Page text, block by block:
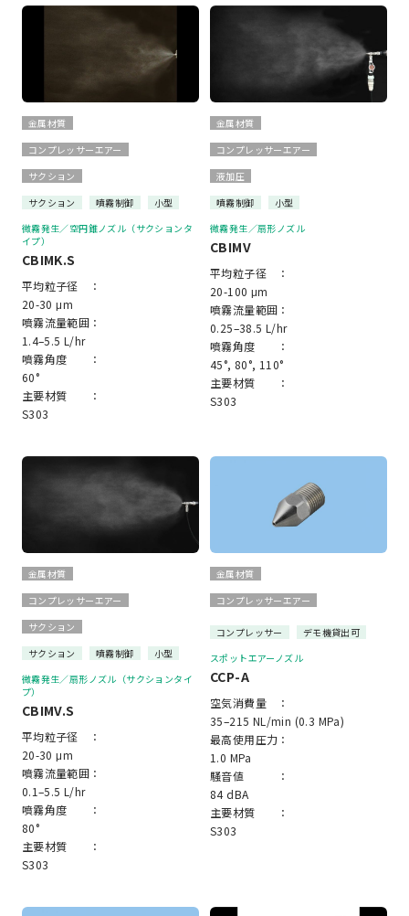
金属材質
コンプレッサーエアー
サクション
サクション
噴霧制御
小型
微霧発生／空円錐ノズル（サクションタ
イプ）
CBIMK.S
平均粒子径 ：
20-30 μm
噴霧流量範囲：
1.4–5.5 L/hr
噴霧角度 ：
60°
主要材質 ：
S303
金属材質
コンプレッサーエアー
液加圧
噴霧制御
小型
微霧発生／扇形ノズル
CBIMV
平均粒子径 ：
20-100 μm
噴霧流量範囲：
0.25–38.5 L/hr
噴霧角度 ：
45°, 80°, 110°
主要材質 ：
S303
金属材質
コンプレッサーエアー
サクション
サクション
噴霧制御
小型
微霧発生／扇形ノズル（サクションタイ
プ）
CBIMV.S
平均粒子径 ：
20-30 μm
噴霧流量範囲：
0.1–5.5 L/hr
噴霧角度 ：
80°
主要材質 ：
S303
金属材質
コンプレッサーエアー
コンプレッサー
デモ機貸出可
スポットエアーノズル
CCP-A
空気消費量 ：
35–215 NL/min (0.3 MPa)
最高使用圧力：
1.0 MPa
騒音値 ：
84 dBA
主要材質 ：
S303